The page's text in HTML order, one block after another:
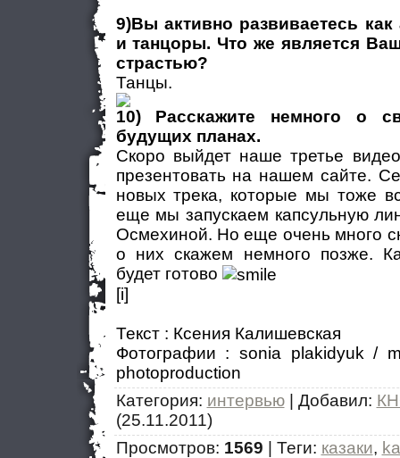
9)Вы активно развиваетесь
и танцоры. Что же является
страстью?
Танцы.
10) Расскажите немного о
будущих планах.
Скоро выйдет наше третье
презентовать на нашем сайте.
новых трека, которые мы тоже
еще мы запускаем капсульную
Осмехиной. Но еще очень много
о них скажем немного позже.
будет готово
[i]
Текст : Ксения Калишевская
Фотографии : sonia plakidyuk /
photoproduction
Категория: интервью| Добавил:
(25.11.2011)
Просмотров: 1569 | Теги: казаки,